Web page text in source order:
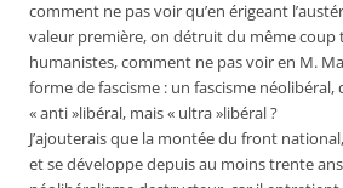
comment ne pas voir qu’en érigeant
valeur première, on détruit du même coup
humanistes, comment ne pas voir en M.
forme de fascisme : un fascisme néolibéral,
« anti »libéral, mais « ultra »libéral ?
J’ajouterais que la montée du front
et se développe depuis au moins trente